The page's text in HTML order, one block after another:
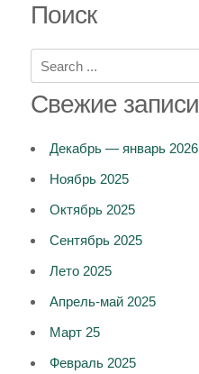
Поиск
Search
for:
Свежие записи
Декабрь — январь 2026
Ноябрь 2025
Октябрь 2025
Сентябрь 2025
Лето 2025
Апрель-май 2025
Март 25
Февраль 2025